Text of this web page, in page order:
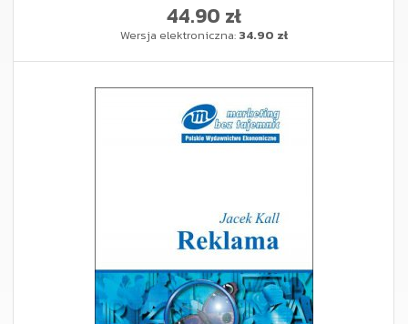
44.90 zł
Wersja elektroniczna: 34.90 zł